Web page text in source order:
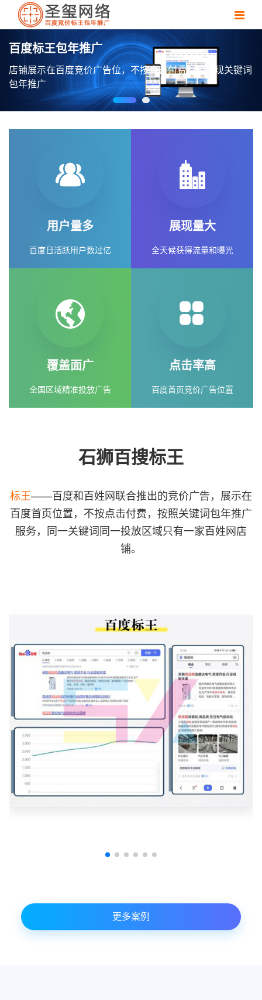
用户量多
百度日活跃用户数过亿
展现量大
全天候获得流量和曝光
覆盖面广
全国区域精准投放广告
点击率高
百度首页竞价广告位置
石狮百搜标王
标王——百度和百姓网联合推出的竞价广告，展示在
百度首页位置，不按点击付费，按照关键词包年推广
服务，同一关键词同一投放区域只有一家百姓网店
铺。
更多案例